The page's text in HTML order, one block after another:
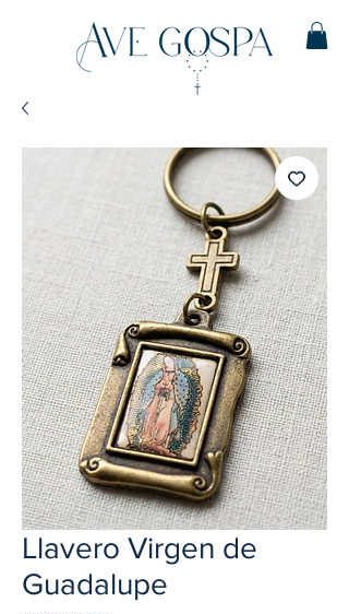
Llavero Virgen de
Guadalupe